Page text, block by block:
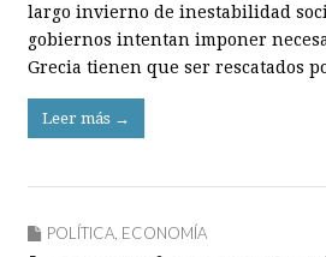
largo invierno de inestabilidad
gobiernos intentan imponer
Grecia tienen que ser rescatados
Leer más →
POLÍTICA ECONOMÍA